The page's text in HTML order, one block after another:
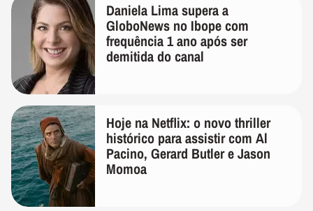
Daniela Lima supera a
GloboNews no Ibope com
frequência 1 ano após ser
demitida do canal
Hoje na Netflix: o novo thriller
histórico para assistir com Al
Pacino, Gerard Butler e Jason
Momoa